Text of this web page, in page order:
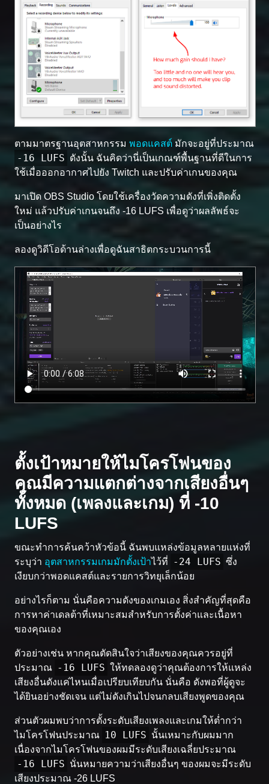
ตามมาตรฐานอุตสาหกรรม พอดแคสต์ มักจะอยู่ที่ประมาณ
-16 LUFS ดังนั้น ฉันคิดว่านี่เป็นเกณฑ์พื้นฐานที่ดีในการ
ใช้เมื่อออกอากาศไปยัง Twitch และปรับค่าเกนของคุณ
มาเปิด OBS Studio โดยใช้เครื่องวัดความดังที่เพิ่งติดตั้ง
ใหม่ แล้วปรับค่าเกนจนถึง -16 LUFS เพื่อดูว่าผลลัพธ์จะ
เป็นอย่างไร
ลองดูวิดีโอด้านล่างเพื่อดูฉันสาธิตกระบวนการนี้
ตั้งเป้าหมายให้ไมโครโฟนของ
คุณมีความแตกต่างจากเสียงอื่นๆ
ทั้งหมด (เพลงและเกม) ที่ -10
LUFS
ขณะทำการค้นคว้าหัวข้อนี้ ฉันพบแหล่งข้อมูลหลายแห่งที่
ระบุว่า อุตสาหกรรมเกมมักตั้งเป้าไว้ที่ -24 LUFS ซึ่ง
เงียบกว่าพอดแคสต์และรายการวิทยุเล็กน้อย
อย่างไรก็ตาม นั่นคือความดังของเกมเอง สิ่งสำคัญที่สุดคือ
การหาค่าเดลต้าที่เหมาะสมสำหรับการตั้งค่าและเนื้อหา
ของคุณเอง
ตัวอย่างเช่น หากคุณตัดสินใจว่าเสียงของคุณควรอยู่ที่
ประมาณ -16 LUFS ให้ทดลองดูว่าคุณต้องการให้แหล่ง
เสียงอื่นดังแค่ไหนเมื่อเปรียบเทียบกัน นั่นคือ ดังพอที่ผู้ดูจะ
ได้ยินอย่างชัดเจน แต่ไม่ดังเกินไปจนกลบเสียงพูดของคุณ
ส่วนตัวผมพบว่าการตั้งระดับเสียงเพลงและเกมให้ต่ำกว่า
ไมโครโฟนประมาณ 10 LUFS นั้นเหมาะกับผมมาก
เนื่องจากไมโครโฟนของผมมีระดับเสียงเฉลี่ยประมาณ
-16 LUFS นั่นหมายความว่าเสียงอื่นๆ ของผมจะมีระดับ
เสียงประมาณ -26 LUFS